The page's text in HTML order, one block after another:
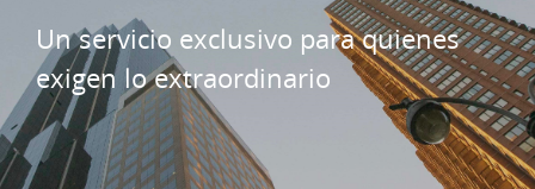
Un servicio exclusivo para quienes
exigen lo extraordinario